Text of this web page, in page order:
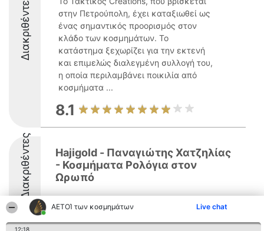
ΑΕΤΟΊ των κοσμημάτων Live chat
12:18
Διακριθέντες
στην Πετρούπολη, έχει καταξιωθεί ως
ένας σημαντικός προορισμός στον
κλάδο των κοσμημάτων. Το
κατάστημα ξεχωρίζει για την εκτενή
και επιμελώς διαλεγμένη συλλογή του,
η οποία περιλαμβάνει ποικιλία από
κοσμήματα ...
8.1
Διακριθέντες
Ηajigold - Παναγιώτης Χατζηλίας
- Κοσμήματα Ρολόγια στον
Ωρωπό